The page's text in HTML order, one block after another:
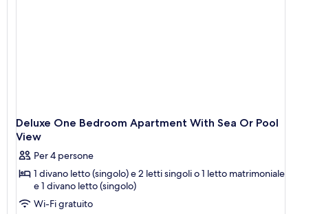
Deluxe One Bedroom Apartment With Sea Or Pool
View
Per 4 persone
1 divano letto (singolo) e 2 letti singoli o 1 letto matrimoniale
e 1 divano letto (singolo)
Wi-Fi gratuito